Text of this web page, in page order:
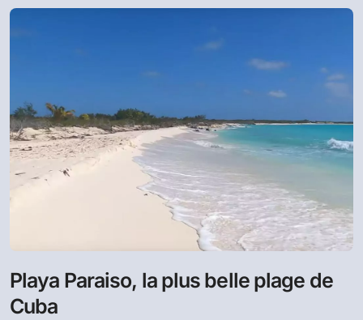
Playa Paraiso, la plus belle plage de
Cuba